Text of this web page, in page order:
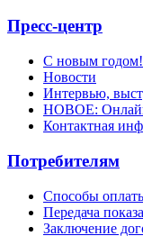
Пресс-центр
С новым годом!
Новости
Интервью,
НОВОЕ:
Контактная
Потребителям
Способы
Передача
Заключение